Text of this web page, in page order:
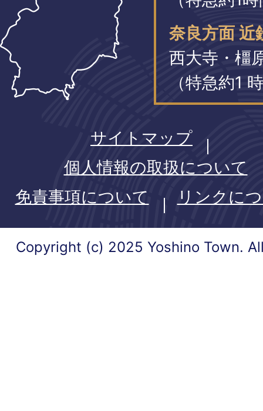
奈良方面 近
西大寺・橿
（特急約1
サイトマップ
個人情報の取扱について
免責事項について
リンクに
Copyright (c) 2025 Yoshino Town.